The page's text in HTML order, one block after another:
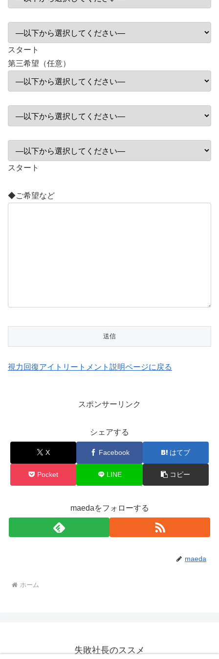
スタート
第三希望（任意）
スタート
◆ご希望など
視力回復アイトリートメント説明ページに戻る
スポンサーリンク
シェアする
X Facebook はてブ
Pocket LINE コピー
maedaをフォローする
maeda
ホーム
失敗社長のススメ